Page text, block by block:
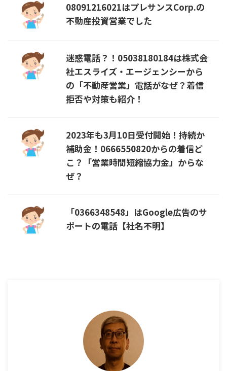
08091216021はプレサンスCorp.の
不動産投資営業でした
迷惑電話？！05038180184は株式会
社エスライズ・エージェンシーから
の「不動産営業」電話がなぜ？着信
拒否や対策も紹介！
2023年も3月10日受付開始！持続か
補助金！0666550820からの着信ど
こ？「営業時間短縮協力金」からな
ぜ？
「0366348548」はGoogle広告のサ
ポートの電話【社名不明】